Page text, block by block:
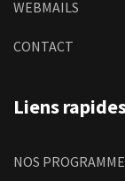
WEBMAILS
CONTACT
Liens
NOS